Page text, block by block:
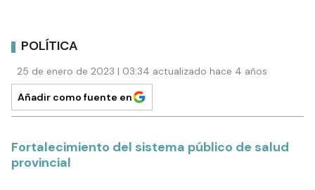
POLÍTICA
25 de enero de 2023 | 03:34 actualizado hace 4 años
Añadir como fuente en
Fortalecimiento del sistema público de salud
provincial